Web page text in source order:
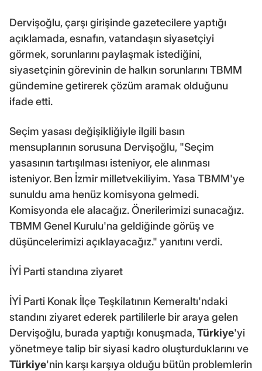
Dervişoğlu, çarşı girişinde gazetecilere yaptığı
açıklamada, esnafın, vatandaşın siyasetçiyi
görmek, sorunlarını paylaşmak istediğini,
siyasetçinin görevinin de halkın sorunlarını TBMM
gündemine getirerek çözüm aramak olduğunu
ifade etti.
Seçim yasası değişikliğiyle ilgili basın
mensuplarının sorusuna Dervişoğlu, "Seçim
yasasının tartışılması isteniyor, ele alınması
isteniyor. Ben İzmir milletvekiliyim. Yasa TBMM'ye
sunuldu ama henüz komisyona gelmedi.
Komisyonda ele alacağız. Önerilerimizi sunacağız.
TBMM Genel Kurulu'na geldiğinde görüş ve
düşüncelerimizi açıklayacağız." yanıtını verdi.
İYİ Parti standına ziyaret
İYİ Parti Konak İlçe Teşkilatının Kemeraltı'ndaki
standını ziyaret ederek partililerle bir araya gelen
Dervişoğlu, burada yaptığı konuşmada,Türkiye'yi
yönetmeye talip bir siyasi kadro oluşturduklarını ve
Türkiye'nin karşı karşıya olduğu bütün problemlerin